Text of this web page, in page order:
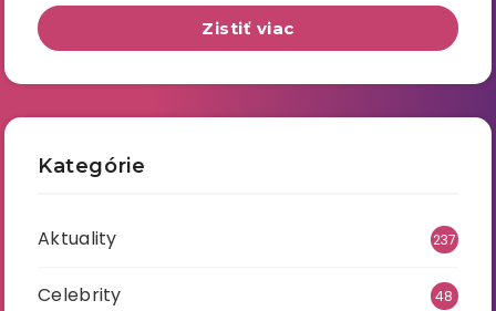
Zistiť viac
Kategórie
Aktuality 237
Celebrity 48